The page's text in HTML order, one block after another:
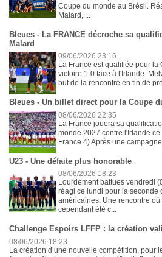
Coupe du monde au Brésil.
Malard, ...
Bleues - La FRANCE décroche sa
Malard
09/06/2026 23:16
La France est qualifiée pour
victoire 1-0 face à l'Irlande.
but de la rencontre en fin de
Bleues - Un billet direct pour la Coupe
08/06/2026 22:35
La France jouera sa
monde 2027 contre l'Irlande
France 4) Après une
U23 - Une défaite plus honorable
08/06/2026 18:23
Lourdement battues vendredi
réagi ce lundi pour la seconde
américaines. Une rencontre
cependant été c...
Challenge Espoirs LFFP : la création
08/06/2026 18:23
La création d’une nouvelle compétition, pour